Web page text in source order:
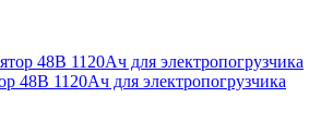
48В 1120Ач для электропогрузчика